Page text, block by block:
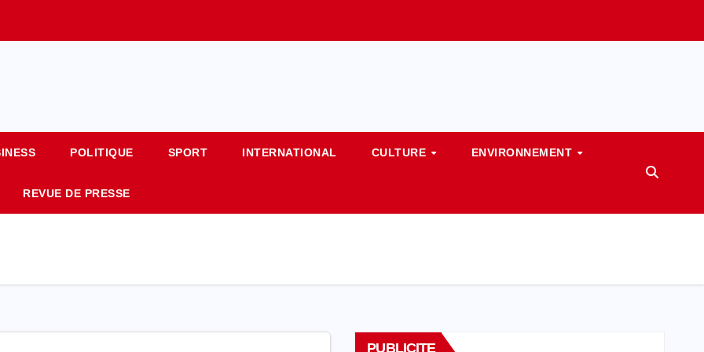
POLITIQUE SPORT INTERNATIONAL CULTURE ENVIRONNEMENT
REVUE DE PRESSE
PUBLICITE